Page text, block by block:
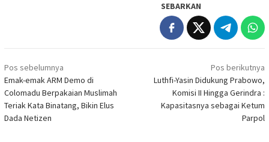
SEBARKAN
Navigasi
pos
Pos sebelumnya
Emak-emak ARM Demo di
Colomadu Berpakaian Muslimah
Teriak Kata Binatang, Bikin Elus
Dada Netizen
Pos berikutnya
Luthfi-Yasin Didukung Prabowo,
Komisi II Hingga Gerindra :
Kapasitasnya sebagai Ketum
Parpol